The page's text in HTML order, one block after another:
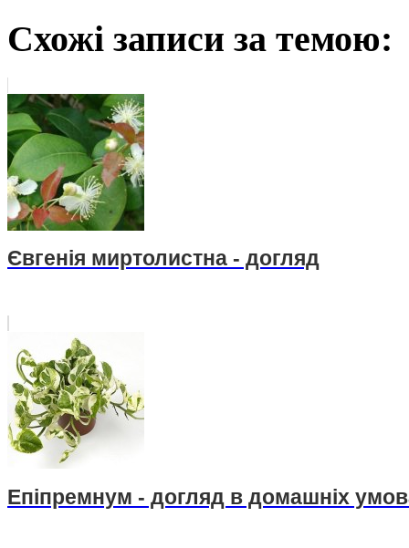
Схожі записи за темою:
Євгенія миртолистна - догляд
Епіпремнум - догляд в домашніх